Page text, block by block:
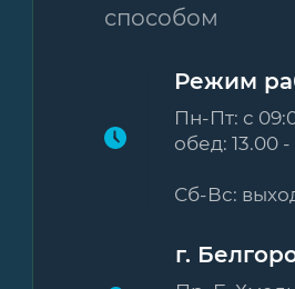
способом
Режим
Пн-Пт: с
обед: 13.00 -
Сб-Вс:
г.